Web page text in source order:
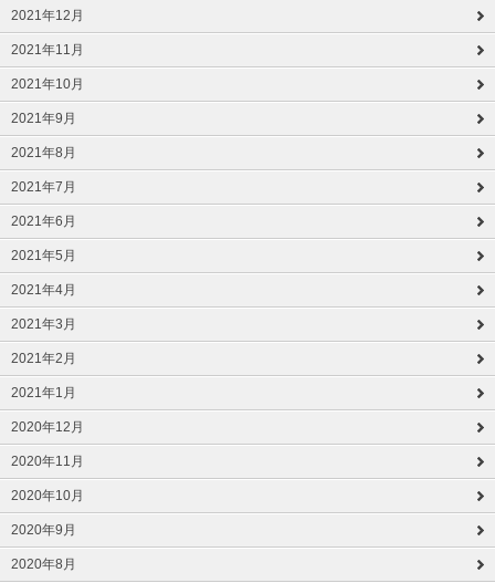
2021年12月
2021年11月
2021年10月
2021年9月
2021年8月
2021年7月
2021年6月
2021年5月
2021年4月
2021年3月
2021年2月
2021年1月
2020年12月
2020年11月
2020年10月
2020年9月
2020年8月